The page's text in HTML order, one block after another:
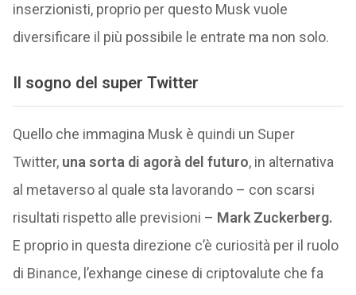
inserzionisti, proprio per questo Musk vuole
diversificare il più possibile le entrate ma non solo.
Il sogno del super Twitter
Quello che immagina Musk è quindi un Super
Twitter, una sorta di agorà del futuro, in alternativa
al metaverso al quale sta lavorando – con scarsi
risultati rispetto alle previsioni – Mark Zuckerberg.
E proprio in questa direzione c’è curiosità per il ruolo
di Binance, l’exhange cinese di criptovalute che fa